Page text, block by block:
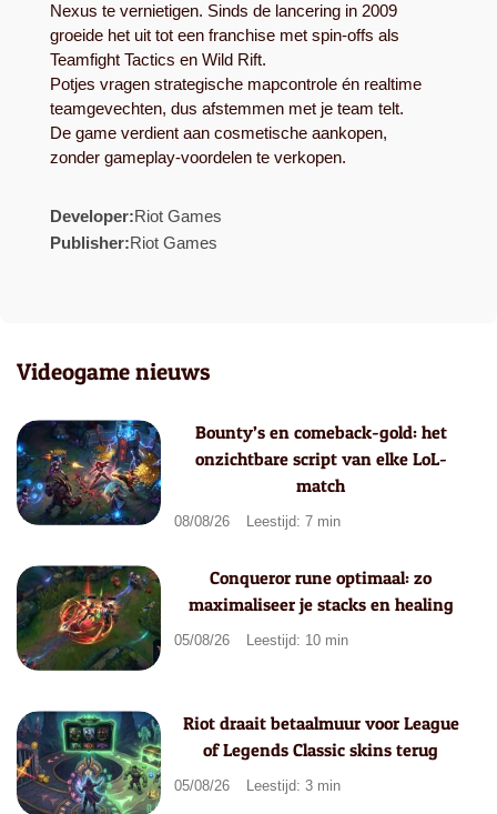
Nexus te vernietigen. Sinds de lancering in 2009
groeide het uit tot een franchise met spin-offs als
Teamfight Tactics en Wild Rift.
Potjes vragen strategische mapcontrole én realtime
teamgevechten, dus afstemmen met je team telt.
De game verdient aan cosmetische aankopen,
zonder gameplay-voordelen te verkopen.
Developer:Riot Games
Publisher:Riot Games
Videogame nieuws
Bounty’s en comeback-gold: het
onzichtbare script van elke LoL-
match
08/08/26 Leestijd: 7 min
Conqueror rune optimaal: zo
maximaliseer je stacks en healing
05/08/26 Leestijd: 10 min
Riot draait betaalmuur voor League
of Legends Classic skins terug
05/08/26 Leestijd: 3 min